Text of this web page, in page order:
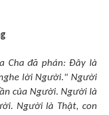
Cha đã phán: Ðây là
lời Người." Người
của Người. Người là
Người là Thật, con